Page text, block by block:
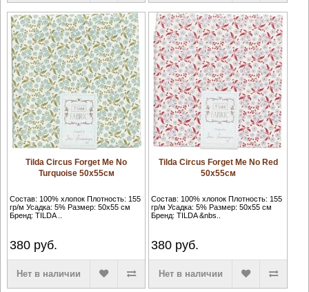
Tilda Circus Forget Me No
Turquoise 50х55см
Состав: 100% хлопок Плотность: 155
гр/м Усадка: 5% Размер: 50х55 см
Бренд: TILDA ..
380руб.
Нет в наличии
Tilda Circus Forget Me No Red
50х55см
Состав: 100% хлопок Плотность: 155
гр/м Усадка: 5% Размер: 50х55 см
Бренд: TILDA &nbs..
380 руб.
Нет в наличии